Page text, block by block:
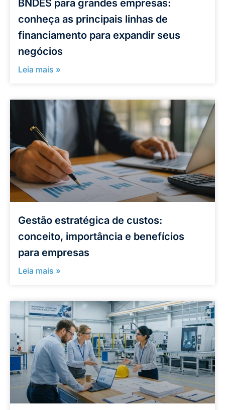
BNDES para grandes empresas:
conheça as principais linhas de
financiamento para expandir seus
negócios
Leia mais »
Gestão estratégica de custos:
conceito, importância e benefícios
para empresas
Leia mais »